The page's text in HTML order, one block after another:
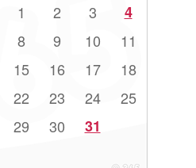
1 2 3 4
8 9 10 11
15 16 17 18
22 23 24 25
29 30 31